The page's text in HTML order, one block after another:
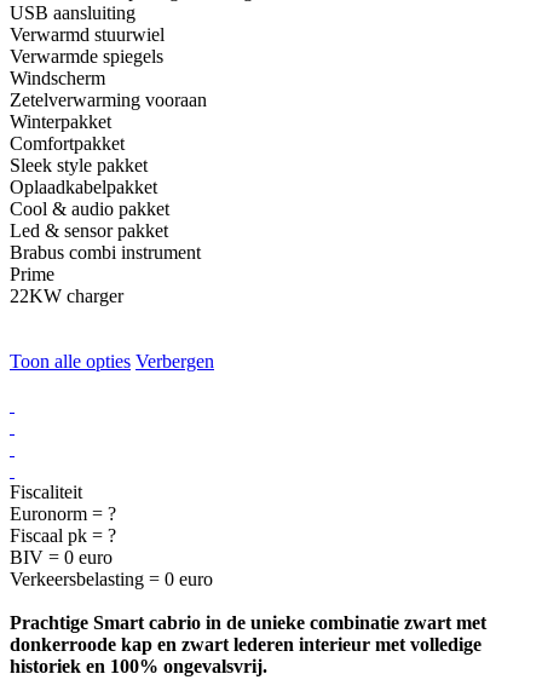
USB aansluiting
Verwarmd stuurwiel
Verwarmde spiegels
Windscherm
Zetelverwarming vooraan
Winterpakket
Comfortpakket
Sleek style pakket
Oplaadkabelpakket
Cool & audio pakket
Led & sensor pakket
Brabus combi instrument
Prime
22KW charger
Toon alle opties Verbergen
Fiscaliteit
Euronorm = ?
Fiscaal pk = ?
BIV = 0 euro
Verkeersbelasting = 0 euro
Prachtige Smart cabrio in de unieke combinatie zwart met
donkerroode kap en zwart lederen interieur met volledige
historiek en 100% ongevalsvrij.